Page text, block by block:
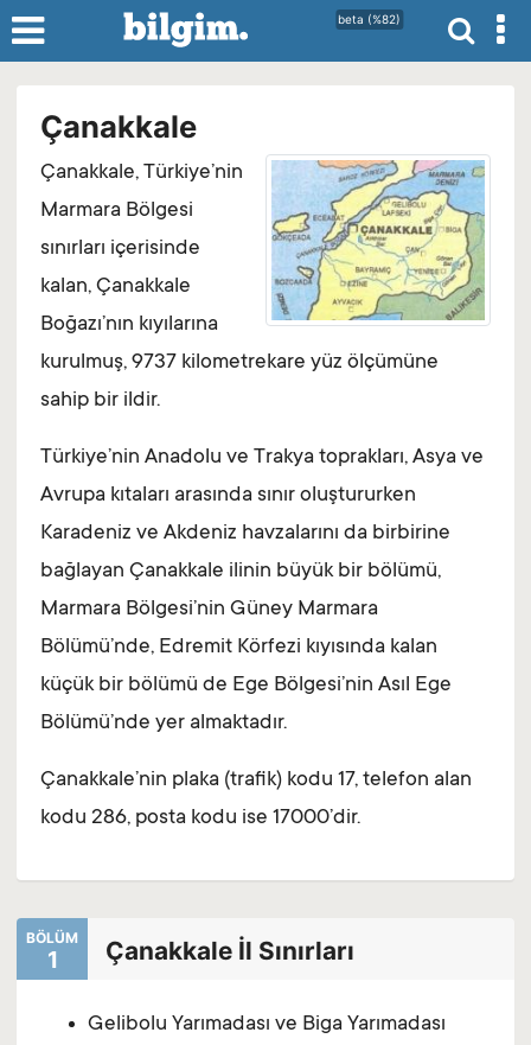
beta (%82)
Çanakkale
Çanakkale, Türkiye’nin
Marmara Bölgesi
sınırları içerisinde
kalan, Çanakkale
Boğazı’nın kıyılarına
kurulmuş, 9737 kilometrekare yüz ölçümüne
sahip bir ildir.
Türkiye’nin Anadolu ve Trakya toprakları, Asya ve
Avrupa kıtaları arasında sınır oluştururken
Karadeniz ve Akdeniz havzalarını da birbirine
bağlayan Çanakkale ilinin büyük bir bölümü,
Marmara Bölgesi’nin Güney Marmara
Bölümü’nde, Edremit Körfezi kıyısında kalan
küçük bir bölümü de Ege Bölgesi’nin Asıl Ege
Bölümü’nde yer almaktadır.
Çanakkale’nin plaka (trafik) kodu 17, telefon alan
kodu 286, posta kodu ise 17000’dir.
BÖLÜM
1 Çanakkale İl Sınırları
Gelibolu Yarımadası ve Biga Yarımadası